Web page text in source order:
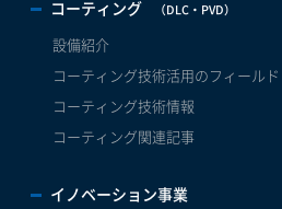
コーティング （DLC・PVD）
設備紹介
コーティング技術活用のフィールド
コーティング技術情報
コーティング関連記事
イノベーション事業